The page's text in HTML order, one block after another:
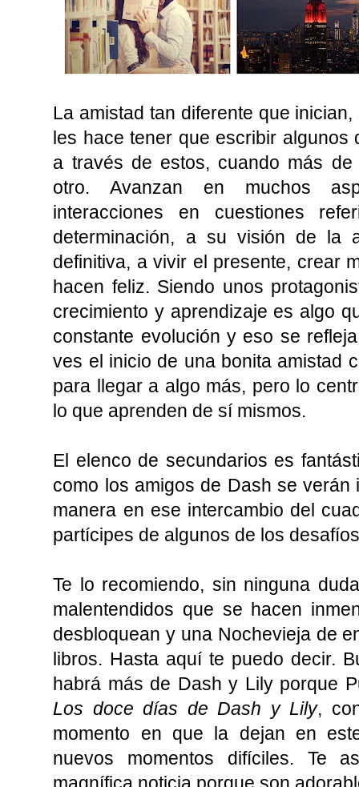
La amistad tan diferente que
les hace tener que escribir
a través de estos, cuando más
otro. Avanzan en muchos
interacciones en cuestiones
determinación, a su visión de la
definitiva, a vivir el presente, crear
hacen feliz. Siendo unos
crecimiento y aprendizaje es algo
constante evolución y eso se
ves el inicio de una bonita amistad
para llegar a algo más, pero lo
lo que aprenden de sí mismos.
El elenco de secundarios es
como los amigos de Dash se
manera en ese intercambio del
partícipes de algunos de los
Te lo recomiendo, sin ninguna
malentendidos que se hacen
desbloquean y una Nochevieja de
libros. Hasta aquí te puedo decir.
habrá más de Dash y Lily porque
Los doce días de Dash y Lily,
momento en que la dejan en
nuevos momentos difíciles. Te